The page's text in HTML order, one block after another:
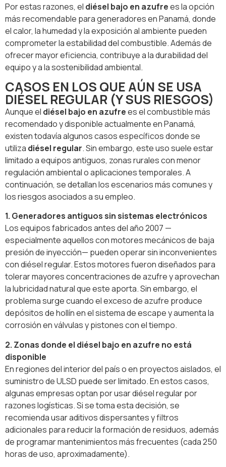
Por estas razones, el diésel bajo en azufrees la opción
más recomendable para generadores en Panamá, donde
el calor, la humedad y la exposición al ambiente pueden
comprometer la estabilidad del combustible. Además de
ofrecer mayor eficiencia, contribuye a la durabilidad del
equipo y a la sostenibilidad ambiental.
CASOS EN LOS QUE AÚN SE USA
DIÉSEL REGULAR (Y SUS RIESGOS)
Aunque el diésel bajo en azufrees el combustible más
recomendado y disponible actualmente en Panamá,
existen todavía algunos casos específicos donde se
utiliza diésel regular. Sin embargo, este uso suele estar
limitado a equipos antiguos, zonas rurales con menor
regulación ambiental o aplicaciones temporales. A
continuación, se detallan los escenarios más comunes y
los riesgos asociados a su empleo.
1. Generadores antiguos sin sistemas electrónicos
Los equipos fabricados antes del año 2007 —
especialmente aquellos con motores mecánicos de baja
presión de inyección— pueden operar sin inconvenientes
con diésel regular. Estos motores fueron diseñados para
tolerar mayores concentraciones de azufre y aprovechan
la lubricidad natural que este aporta. Sin embargo, el
problema surge cuando el exceso de azufre produce
depósitos de hollín en el sistema de escape y aumenta la
corrosión en válvulas y pistones con el tiempo.
2. Zonas donde el diésel bajo en azufre no está
disponible
En regiones del interior del país o en proyectos aislados, el
suministro de ULSD puede ser limitado. En estos casos,
algunas empresas optan por usar diésel regular por
razones logísticas. Si se toma esta decisión, se
recomienda usar aditivos dispersantes y filtros
adicionales para reducir la formación de residuos, además
de programar mantenimientos más frecuentes (cada 250
horas de uso, aproximadamente).